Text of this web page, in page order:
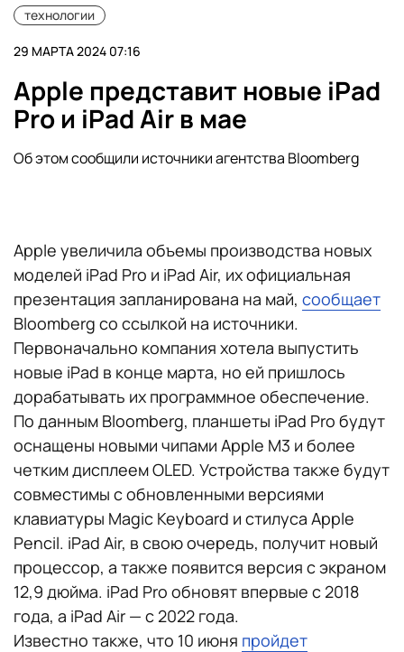
технологии
29 МАРТА 2024 07:16
Apple представит новые iPad
Pro и iPad Air в мае
Об этом сообщили источники агентства Bloomberg
Apple увеличила объемы производства новых
моделей iPad Pro и iPad Air, их официальная
презентация запланирована на май, сообщает
Bloomberg со ссылкой на источники.
Первоначально компания хотела выпустить
новые iPad в конце марта, но ей пришлось
дорабатывать их программное обеспечение.
По данным Bloomberg, планшеты iPad Pro будут
оснащены новыми чипами Apple М3 и более
четким дисплеем OLED. Устройства также будут
совместимы с обновленными версиями
клавиатуры Magic Keyboard и стилуса Apple
Pencil. iPad Air, в свою очередь, получит новый
процессор, а также появится версия с экраном
12,9 дюйма. iPad Pro обновят впервые с 2018
года, а iPad Air — с 2022 года.
Известно также, что 10 июня пройдет